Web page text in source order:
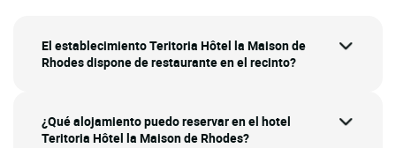
El establecimiento Teritoria Hôtel la Maison de
Rhodes dispone de restaurante en el recinto?
¿Qué alojamiento puedo reservar en el hotel
Teritoria Hôtel la Maison de Rhodes?